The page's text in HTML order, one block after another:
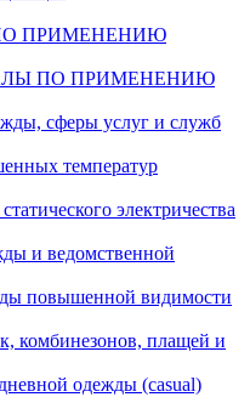
ПРИМЕНЕНИЮ
ПО ПРИМЕНЕНИЮ
сферы услуг и служб
температур
электричества
и ведомственной
повышенной видимости
комбинезонов, плащей и
одежды (casual)